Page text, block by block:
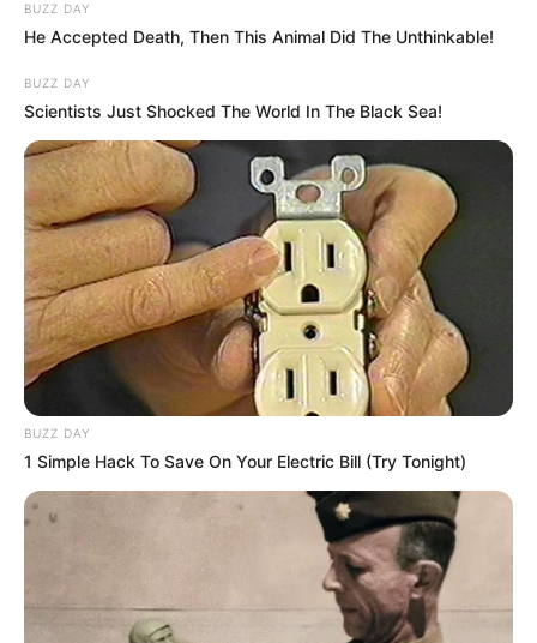
BUZZ DAY
He Accepted Death, Then This Animal Did The Unthinkable!
BUZZ DAY
Scientists Just Shocked The World In The Black Sea!
BUZZ DAY
1 Simple Hack To Save On Your Electric Bill (Try Tonight)